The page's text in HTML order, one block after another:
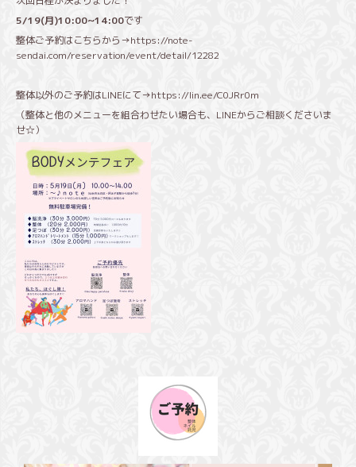
5/19(月)10:00~14:00です
整体ご予約はこちらから→https://note-
sendai.com/reservation/event/detail/12282
整体以外のご予約はLINEにて→https://lin.ee/C0JRr0m
（整体と他のメニューを組合わせたい場合も、LINEからご相談くださいま
せ☆）